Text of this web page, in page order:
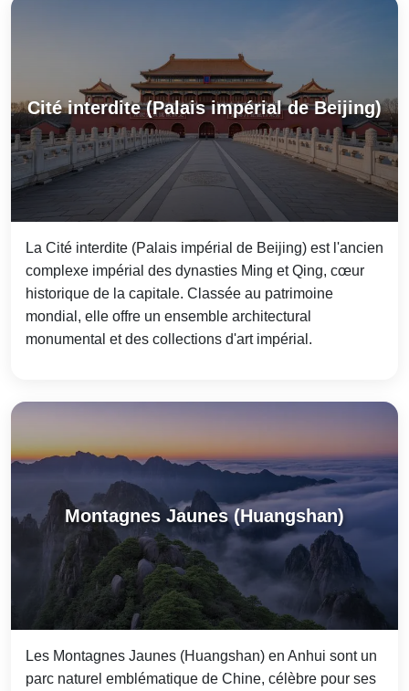
Cité interdite (Palais impérial de Beijing)
La Cité interdite (Palais impérial de Beijing) est l'ancien
complexe impérial des dynasties Ming et Qing, cœur
historique de la capitale. Classée au patrimoine
mondial, elle offre un ensemble architectural
monumental et des collections d'art impérial.
Montagnes Jaunes (Huangshan)
Les Montagnes Jaunes (Huangshan) en Anhui sont un
parc naturel emblématique de Chine, célèbre pour ses